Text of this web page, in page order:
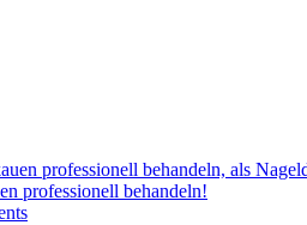
professionell behandeln!